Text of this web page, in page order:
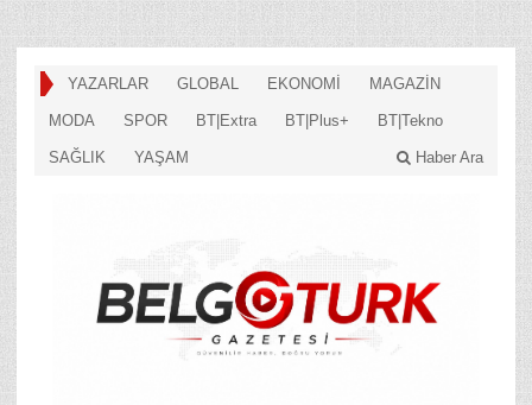
YAZARLAR GLOBAL EKONOMİ MAGAZİN
MODA SPOR BT|Extra BT|Plus+ BT|Tekno
SAĞLIK YAŞAM Haber Ara